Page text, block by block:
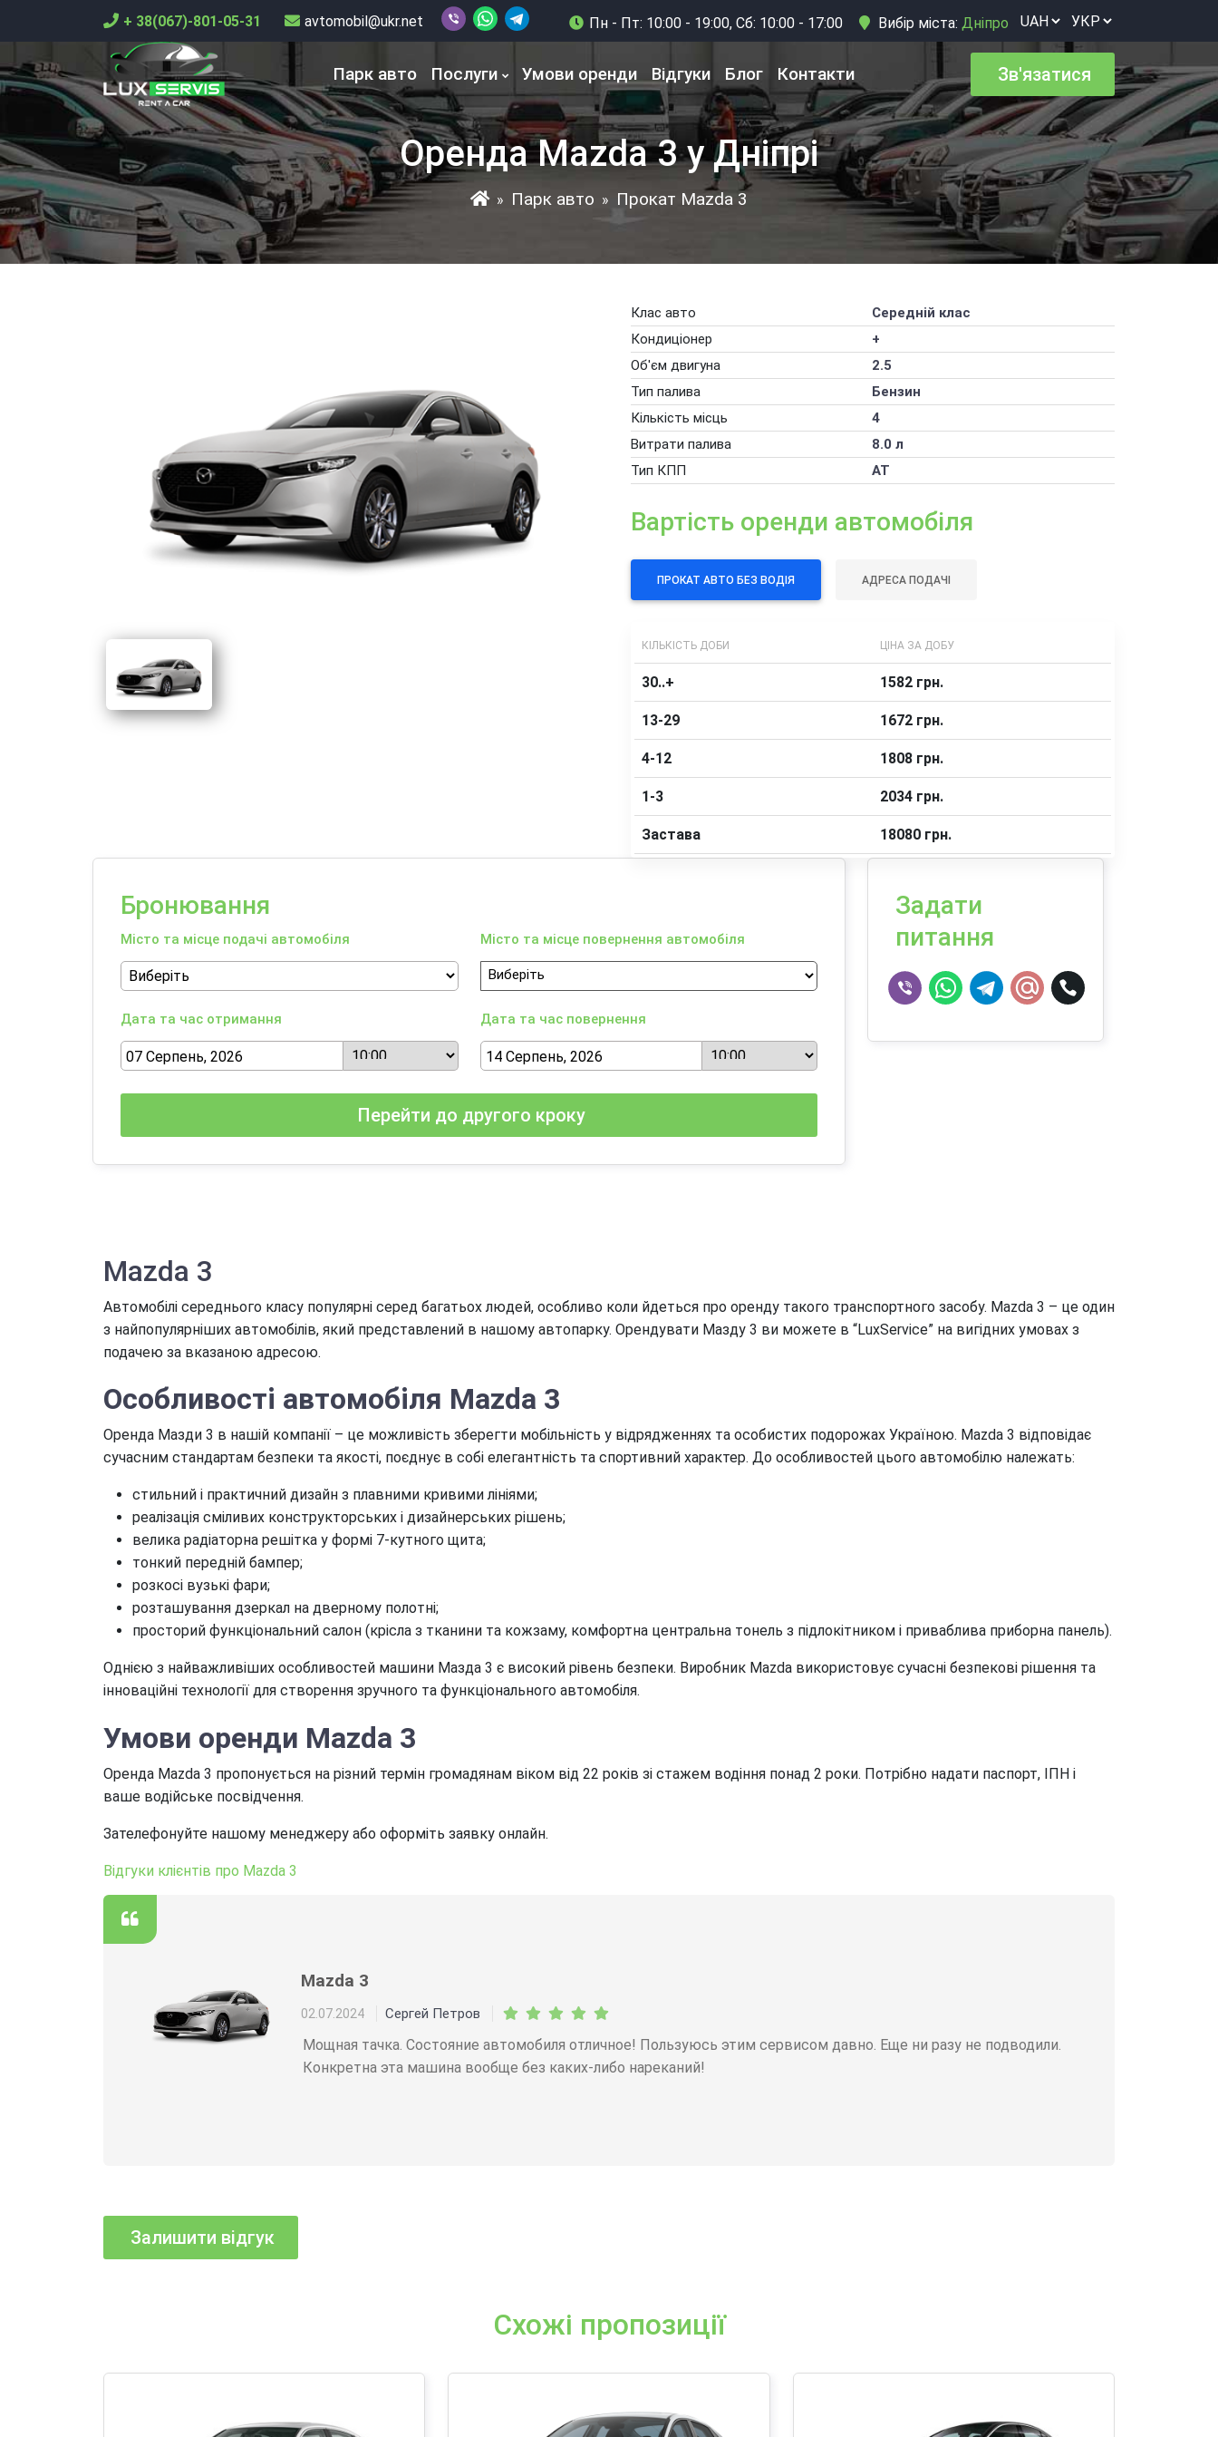
+ 38(067)-801-05-31 avtomobil@ukr.net Пн - Пт: 10:00 - 19:00, Сб: 10:00 - 17:00 Вибір міста: Дніпро
Парк авто Послуги Умови оренди Відгуки Блог Контакти Зв'язатися
Оренда Mazda 3 у Дніпрі
» Парк авто » Прокат Mazda 3
Клас авто
Середній клас
Кондиціонер
+
Об'єм двигуна
2.5
Тип палива
Бензин
Кількість місць
4
Витрати палива
8.0 л
Тип КПП
AT
Вартість оренди автомобіля
ПРОКАТ АВТО БЕЗ ВОДІЯ АДРЕСА ПОДАЧІ
КІЛЬКІСТЬ ДОБИ ЦІНА ЗА ДОБУ
30..+ 1582 грн.
13-29 1672 грн.
4-12 1808 грн.
1-3 2034 грн.
Застава 18080 грн.
Бронювання
Місто та місце подачі автомобіля Місто та місце повернення автомобіля
Дата та час отримання Дата та час повернення
Перейти до другого кроку
Задати
питання
Mazda 3
Автомобілі середнього класу популярні серед багатьох людей, особливо коли йдеться про оренду такого транспортного засобу. Mazda 3 – це один
з найпопулярніших автомобілів, який представлений в нашому автопарку. Орендувати Мазду 3 ви можете в “LuxService” на вигідних умовах з
подачею за вказаною адресою.
Особливості автомобіля Mazda 3
Оренда Мазди 3 в нашій компанії – це можливість зберегти мобільність у відрядженнях та особистих подорожах Україною. Mazda 3 відповідає
сучасним стандартам безпеки та якості, поєднує в собі елегантність та спортивний характер. До особливостей цього автомобілю належать:
стильний і практичний дизайн з плавними кривими лініями;
реалізація сміливих конструкторських і дизайнерських рішень;
велика радіаторна решітка у формі 7-кутного щита;
тонкий передній бампер;
розкосі вузькі фари;
розташування дзеркал на дверному полотні;
просторий функціональний салон (крісла з тканини та кожзаму, комфортна центральна тонель з підлокітником і приваблива приборна панель).
Однією з найважливіших особливостей машини Мазда 3 є високий рівень безпеки. Виробник Mazda використовує сучасні безпекові рішення та
інноваційні технології для створення зручного та функціонального автомобіля.
Умови оренди Mazda 3
Оренда Mazda 3 пропонується на різний термін громадянам віком від 22 років зі стажем водіння понад 2 роки. Потрібно надати паспорт, ІПН і
ваше водійське посвідчення.
Зателефонуйте нашому менеджеру або оформіть заявку онлайн.
Відгуки клієнтів про Mazda 3
Mazda 3
02.07.2024 Сергей Петров
Мощная тачка. Состояние автомобиля отличное! Пользуюсь этим сервисом давно. Еще ни разу не подводили.
Конкретна эта машина вообще без каких-либо нареканий!
Схожі пропозиції